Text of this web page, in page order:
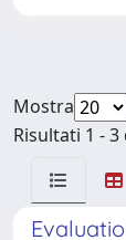
Mostra
Risultati 1 -